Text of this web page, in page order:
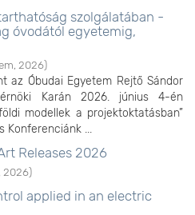
szolgálatában -
óvodától egyetemig,
2026)
az Óbudai Egyetem Rejtő Sándor
Karán 2026. június 4-én
modellek a projektoktatásban”
Konferenciánk ...
Releases 2026
2026)
applied in an electric